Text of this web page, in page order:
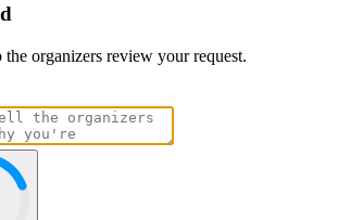
the organizers review your request.